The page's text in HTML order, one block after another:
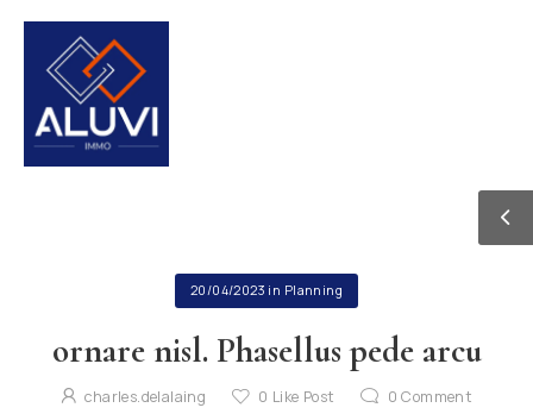
20/04/2023 in Planning
ornare nisl. Phasellus pede arcu
charles.delalaing 0 Like Post 0 Comment